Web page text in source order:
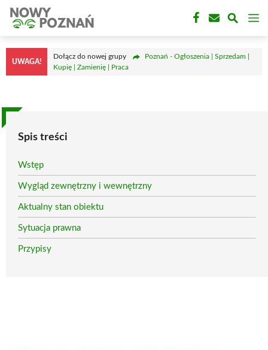
Przejdź
treści
UWAGA!
Dołącz do nowej grupy
Poznań - Ogłoszenia | Sprzedam |
Kupię | Zamienię | Praca
Spis treści
Wstęp
Wygląd zewnętrzny i wewnętrzny
Aktualny stan obiektu
Sytuacja prawna
Przypisy